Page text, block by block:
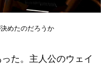
めたのだろうか
た。主人公のウェイ